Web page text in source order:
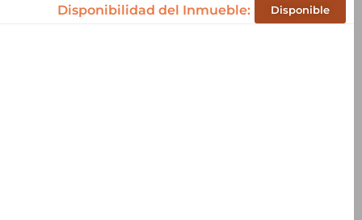
Disponibilidad del Inmueble: Disponible